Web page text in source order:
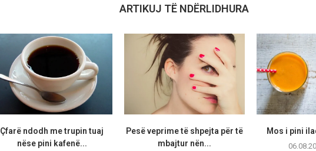
ARTIKUJ TË NDËRLIDHURA
Çfarë ndodh me trupin tuaj
nëse pini kafenë...
Pesë veprime të shpejta për të
mbajtur nën...
Mos i pini